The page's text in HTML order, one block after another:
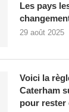
Les pays
29 août 2025
Voici la
Caterham
pour rester